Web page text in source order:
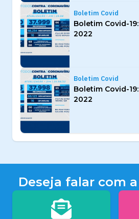
Boletim Covid
Boletim Covid-
2022
Boletim Covid
Boletim Covid-
2022
Deseja falar com